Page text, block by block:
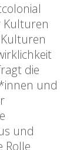
Kulturen
die
und
und
Rolle